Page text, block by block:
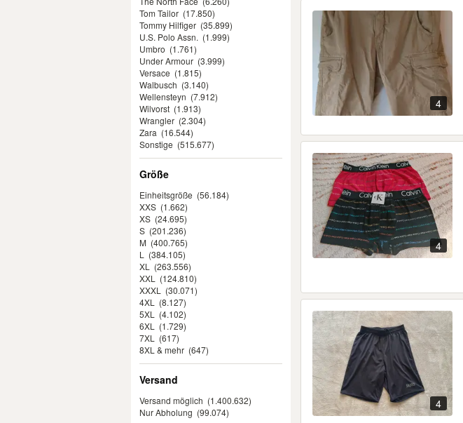
Tom Tailor (17.850)
Tommy Hilfiger (35.899)
U.S. Polo Assn. (1.999)
Umbro (1.761)
Under Armour (3.999)
Versace (1.815)
Walbusch (3.140)
Wellensteyn (7.912)
Wilvorst (1.913)
Wrangler (2.304)
Zara (16.544)
Sonstige (515.677)
Größe
Einheitsgröße (56.184)
XXS (1.662)
XS (24.695)
S (201.236)
M (400.765)
L
(384.105)
XL
(263.556)
XXL
(124.810)
XXXL
(30.071)
4XL
(8.127)
5XL
(4.102)
6XL
(1.729)
7XL
(617)
8XL & mehr (647)
Versand
Versand möglich (1.400.632)
Nur Abholung (99.074)
4
4
4